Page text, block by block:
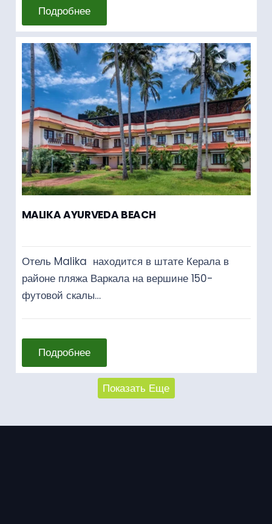
Подробнее
MALIKA AYURVEDA BEACH
Отель Malika находится в штате Керала в
районе пляжа Варкала на вершине 150-
футовой скалы…
Подробнее
Показать Еще